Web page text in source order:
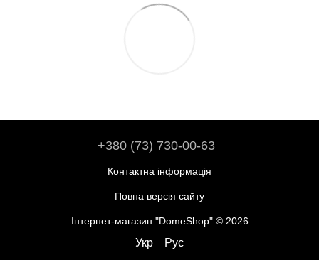
+380 (73) 730-00-63
Контактна інформація
Повна версія сайту
Інтернет-магазин "DomeShop" © 2026
Укр Рус